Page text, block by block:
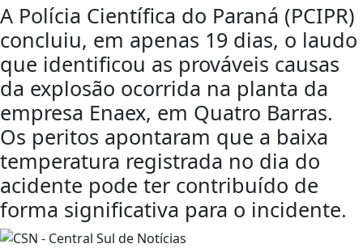
A Polícia Científica do Paraná (PCIPR)
concluiu, em apenas 19 dias, o laudo
que identificou as prováveis causas
da explosão ocorrida na planta da
empresa Enaex, em Quatro Barras.
Os peritos apontaram que a baixa
temperatura registrada no dia do
acidente pode ter contribuído de
forma significativa para o incidente.